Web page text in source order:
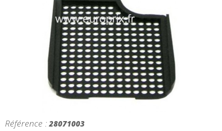
Référence : 28071003